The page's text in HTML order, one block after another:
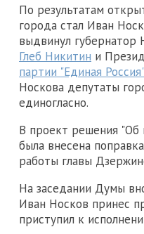
По результатам
города стал Иван
выдвинул губернатор
Глеб Никитин и
партии "Единая Россия"
Носкова депутаты
единогласно.
В проект решения "Об
была внесена
работы главы
На заседании Думы
Иван Носков принес
приступил к